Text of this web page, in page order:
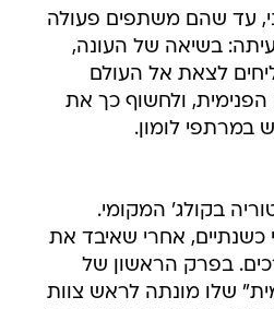
עד שהם משתפים פעולה
בשיאה של העונה,
לצאת אל העולם
ולחשוף כך את
לומון.
בקולג' המקומי.
כשנתיים, אחרי שאיבד את
בפרק הראשון של
שלו מונתה לראש צוות